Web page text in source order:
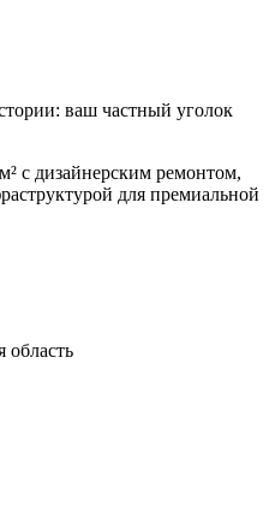
ваш частный уголок
с дизайнерским ремонтом,
для премиальной
область